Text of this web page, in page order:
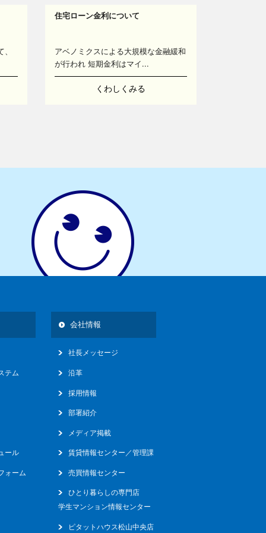
14
16
住宅ローン金利について
アベノミクスによる大規模な金融緩和
が行われ 短期金利はマイ...
くわしくみる
テム
ール
ォーム
会社情報
社長メッセージ
沿革
採用情報
部署紹介
メディア掲載
賃貸情報センター／管理課
売買情報センター
ひとり暮らしの専門店
学生マンション情報センター
ピタットハウス松山中央店